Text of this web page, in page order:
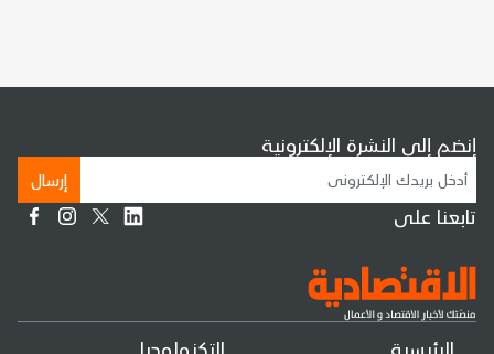
الرئيسية التكنولوجيا
إنضم إلى النشرة الإلكترونية
إرسال
تابعنا على